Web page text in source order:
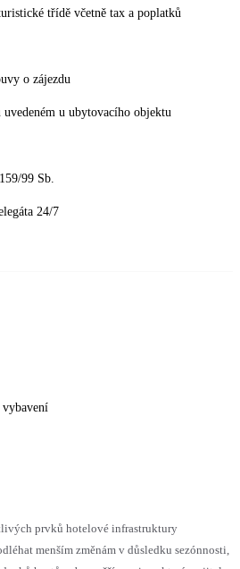
třídě včetně tax a poplatků
o zájezdu
uvedeném u ubytovacího objektu
99 Sb.
24/7
vybavení
prvků hotelové infrastruktury
menším změnám v důsledku sezónnosti,